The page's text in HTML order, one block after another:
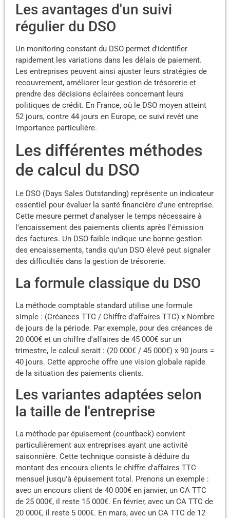
Les avantages d'un suivi
régulier du DSO
Un monitoring constant du DSO permet d'identifier
rapidement les variations dans les délais de paiement.
Les entreprises peuvent ainsi ajuster leurs stratégies de
recouvrement, améliorer leur gestion de trésorerie et
prendre des décisions éclairées concernant leurs
politiques de crédit. En France, où le DSO moyen atteint
52 jours, contre 44 jours en Europe, ce suivi revêt une
importance particulière.
Les différentes méthodes
de calcul du DSO
Le DSO (Days Sales Outstanding) représente un indicateur
essentiel pour évaluer la santé financière d'une entreprise.
Cette mesure permet d'analyser le temps nécessaire à
l'encaissement des paiements clients après l'émission
des factures. Un DSO faible indique une bonne gestion
des encaissements, tandis qu'un DSO élevé peut signaler
des difficultés dans la gestion de trésorerie.
La formule classique du DSO
La méthode comptable standard utilise une formule
simple : (Créances TTC / Chiffre d'affaires TTC) x Nombre
de jours de la période. Par exemple, pour des créances de
20 000€ et un chiffre d'affaires de 45 000€ sur un
trimestre, le calcul serait : (20 000€ / 45 000€) x 90 jours =
40 jours. Cette approche offre une vision globale rapide
de la situation des paiements clients.
Les variantes adaptées selon
la taille de l'entreprise
La méthode par épuisement (countback) convient
particulièrement aux entreprises ayant une activité
saisonnière. Cette technique consiste à déduire du
montant des encours clients le chiffre d'affaires TTC
mensuel jusqu'à épuisement total. Prenons un exemple :
avec un encours client de 40 000€ en janvier, un CA TTC
de 25 000€, il reste 15 000€. En février, avec un CA TTC de
20 000€, il reste 5 000€. En mars, avec un CA TTC de 12